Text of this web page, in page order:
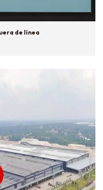
de línea